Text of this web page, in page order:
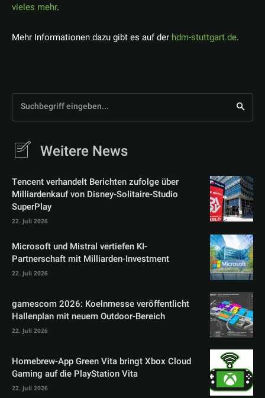
vieles mehr.
Mehr Informationen dazu gibt es auf der hdm-stuttgart.de.
Suchbegriff eingeben...
Weitere News
Tencent verhandelt Berichten zufolge über
Milliardenkauf von Disney-Solitaire-Studio
SuperPlay
22. Juli 2026
Microsoft und Mistral vertiefen KI-
Partnerschaft mit Milliarden-Investment
22. Juli 2026
gamescom 2026: Koelnmesse veröffentlicht
Hallenplan mit neuem Outdoor-Bereich
22. Juli 2026
Homebrew-App Green Vita bringt Xbox Cloud
Gaming auf die PlayStation Vita
22. Juli 2026